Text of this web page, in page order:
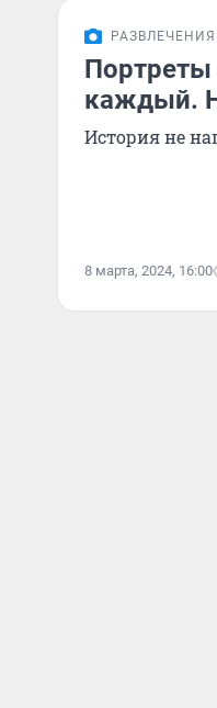
РАЗВЛЕЧЕНИЯ
каждый.
История не
8 марта, 2024, 16:00